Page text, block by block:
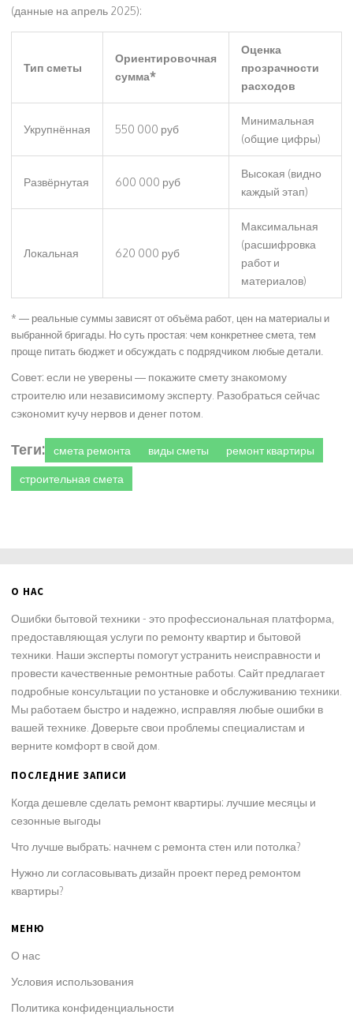
(данные на апрель 2025):
Тип сметы
Ориентировочная
сумма*
Оценка
прозрачности
расходов
Укрупнённая 550 000 руб
Минимальная
(общие цифры)
Развёрнутая 600 000 руб
Высокая (видно
каждый этап)
Локальная 620 000 руб
Максимальная
(расшифровка
работ и
материалов)
* — реальные суммы зависят от объёма работ, цен на материалы и
выбранной бригады. Но суть простая: чем конкретнее смета, тем
проще питать бюджет и обсуждать с подрядчиком любые детали.
Совет: если не уверены — покажите смету знакомому
строителю или независимому эксперту. Разобраться сейчас
сэкономит кучу нервов и денег потом.
Теги: смета ремонта виды сметы ремонт квартиры
строительная смета
О НАС
Ошибки бытовой техники - это профессиональная платформа,
предоставляющая услуги по ремонту квартир и бытовой
техники. Наши эксперты помогут устранить неисправности и
провести качественные ремонтные работы. Сайт предлагает
подробные консультации по установке и обслуживанию техники.
Мы работаем быстро и надежно, исправляя любые ошибки в
вашей технике. Доверьте свои проблемы специалистам и
верните комфорт в свой дом.
ПОСЛЕДНИЕ ЗАПИСИ
Когда дешевле сделать ремонт квартиры: лучшие месяцы и
сезонные выгоды
Что лучше выбрать: начнем с ремонта стен или потолка?
Нужно ли согласовывать дизайн проект перед ремонтом
квартиры?
МЕНЮ
О нас
Условия использования
Политика конфиденциальности